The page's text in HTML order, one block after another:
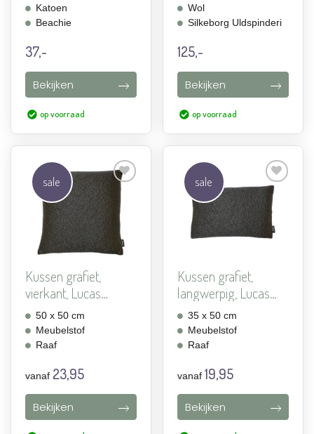
Katoen
Beachie
37,-
Bekijken
op voorraad
Wol
Silkeborg Uldspinderi
125,-
Bekijken
op voorraad
sale
Aan
verlanglijst
toevoegen
Kussen grafiet,
vierkant, Lucas
Grafiet,...
50 x 50 cm
Meubelstof
Raaf
vanaf 23,95
Bekijken
sale
verlanglijst
toevoegen
Kussen grafiet,
langwerpig, Lucas
Grafie...
35 x 50 cm
Meubelstof
Raaf
vanaf 19,95
Bekijken